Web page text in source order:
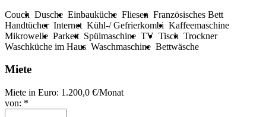
Couch Dusche Einbauküche Fliesen Französisches Bett
Handtücher Internet Kühl-/ Gefrierkombi Kaffeemaschine
Mikrowelle Parkett Spülmaschine TV Tisch Trockner
Waschküche im Haus Waschmaschine Bettwäsche
Miete
Miete in Euro: 1.200,0 €/Monat
von: *